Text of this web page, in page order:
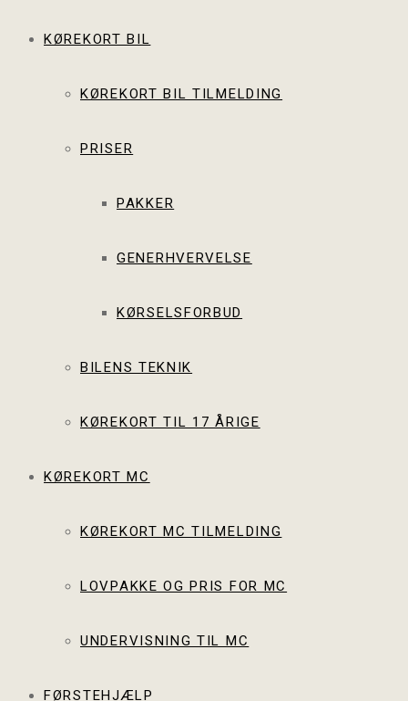
KØREKORT BIL
KØREKORT BIL TILMELDING
PRISER
PAKKER
GENERHVERVELSE
KØRSELSFORBUD
BILENS TEKNIK
KØREKORT TIL 17 ÅRIGE
KØREKORT MC
KØREKORT MC TILMELDING
LOVPAKKE OG PRIS FOR MC
UNDERVISNING TIL MC
FØRSTEHJÆLP